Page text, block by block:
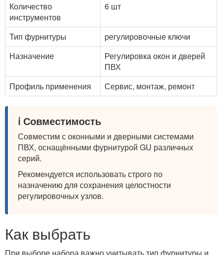
Количество
инструментов
6 шт
Тип фурнитуры
регулировочные ключи
Назначение
Регулировка окон и дверей
ПВХ
Профиль применения
Сервис, монтаж, ремонт
ℹ️ Совместимость
Совместим с оконными и дверными системами
ПВХ, оснащёнными фурнитурой GU различных
серий.
Рекомендуется использовать строго по
назначению для сохранения целостности
регулировочных узлов.
Как выбрать